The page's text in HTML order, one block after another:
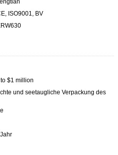
ISO9001, BV
$1 million
und seetaugliche Verpackung des